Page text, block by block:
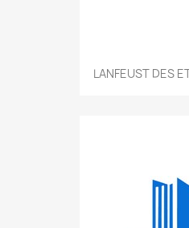
LANFEUST DES